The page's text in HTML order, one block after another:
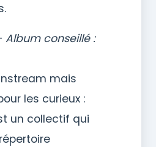
Album conseillé :
mais
les curieux :
un collectif qui